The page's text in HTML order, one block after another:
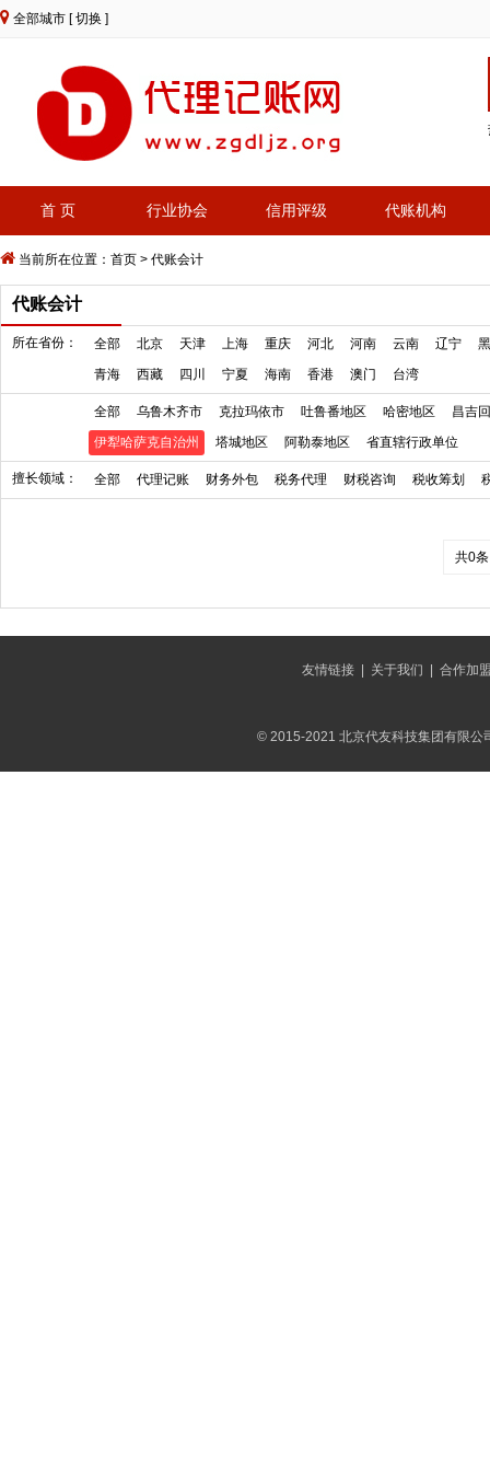
全部城市 [ 切换 ]
首 页 行业协会 信用评级 代账机构
当前所在位置： 首页 > 代账会计
代账会计
所在省份： 全部 北京 天津 上海 重庆 河北 河南 云南 辽宁
青海
西藏 四川 宁夏 海南 香港 澳门 台湾
全部 乌鲁木齐市 克拉玛依市 吐鲁番地区 哈密地区
昌吉
伊犁哈萨克自治州
塔城地区 阿勒泰地区 省直辖行政单位
擅长领域： 全部 代理记账 财务外包 税务代理 财税咨询 税收筹划
共0条
友情链接| 关于我们 合作加
© 2015-2021 北京代友科技集团有限